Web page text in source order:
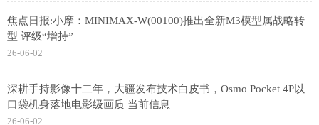
焦点日报:小摩：MINIMAX-W(00100)推出全新M3模型属战略转
型 评级“增持”
26-06-02
深耕手持影像十二年，大疆发布技术白皮书，Osmo Pocket 4P以
口袋机身落地电影级画质 当前信息
26-06-02